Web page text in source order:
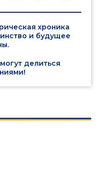
хроника
и будущее
делиться